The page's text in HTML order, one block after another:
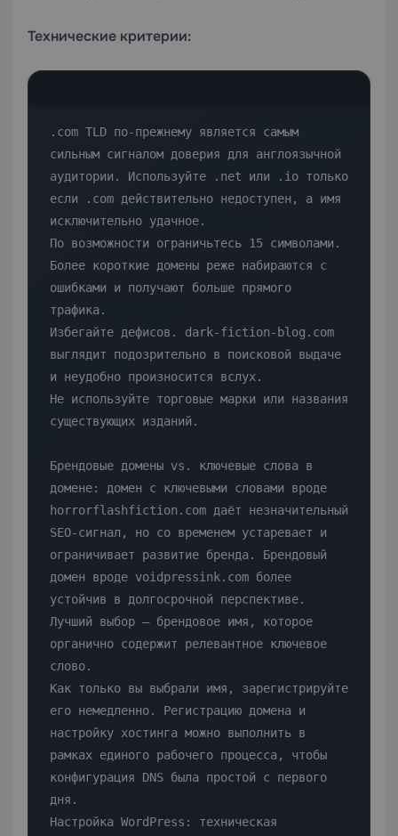
Технические критерии:
.com TLD по-прежнему является самым
сильным сигналом доверия для англоязычной
аудитории. Используйте .net или .io только
если .com действительно недоступен, а имя
исключительно удачное.
По возможности ограничьтесь 15 символами.
Более короткие домены реже набираются с
ошибками и получают больше прямого
трафика.
Избегайте дефисов. dark-fiction-blog.com
выглядит подозрительно в поисковой выдаче
и неудобно произносится вслух.
Не используйте торговые марки или названия
существующих изданий.
Брендовые домены vs. ключевые слова в
домене: домен с ключевыми словами вроде
horrorflashfiction.com даёт незначительный
SEO-сигнал, но со временем устаревает и
ограничивает развитие бренда. Брендовый
домен вроде voidpressink.com более
устойчив в долгосрочной перспективе.
Лучший выбор — брендовое имя, которое
органично содержит релевантное ключевое
слово.
Как только вы выбрали имя, зарегистрируйте
его немедленно. Регистрацию домена и
настройку хостинга можно выполнить в
рамках единого рабочего процесса, чтобы
конфигурация DNS была простой с первого
дня.
Настройка WordPress: техническая